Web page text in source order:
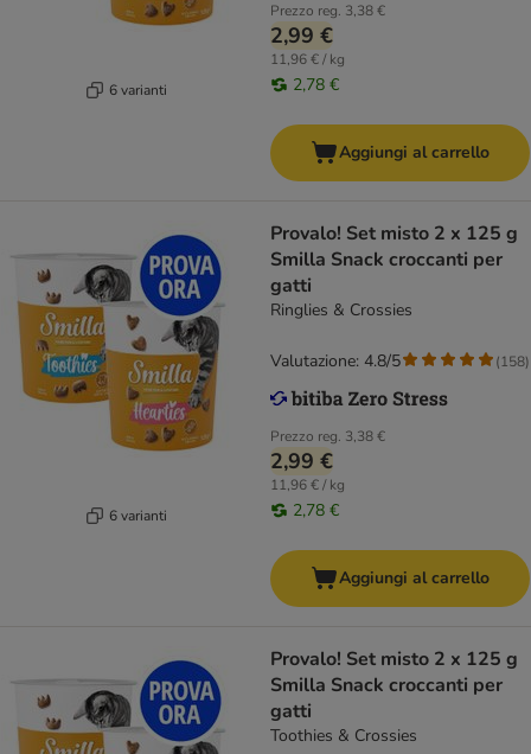
6 varianti
Prezzo reg. 3,38 €
2,99 €
11,96 € / kg
2,78 €
Aggiungi al carrello
6 varianti
Provalo! Set misto 2 x 125 g
Smilla Snack croccanti per
gatti
Ringlies & Crossies
Prezzo reg. 3,38 €
2,99 €
11,96 € / kg
2,78 €
Valutazione: 4.8/5 (158)
Aggiungi al carrello
Provalo! Set misto 2 x 125 g
Smilla Snack croccanti per
gatti
Toothies & Crossies